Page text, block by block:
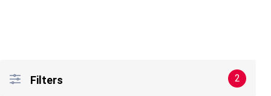
Filters 2